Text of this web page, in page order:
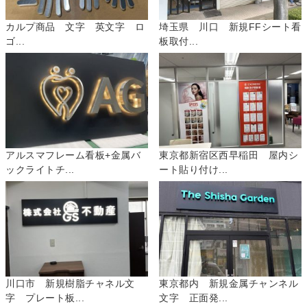
カルプ商品 文字 英文字 ロ
ゴ...
埼玉県 川口 新規FFシート看
板取付...
アルスマフレーム看板+金属バ
ックライトチ...
東京都新宿区西早稲田 屋内シ
ート貼り付け...
川口市 新規樹脂チャネル文
字 プレート板...
東京都内 新規金属チャンネル
文字 正面発...